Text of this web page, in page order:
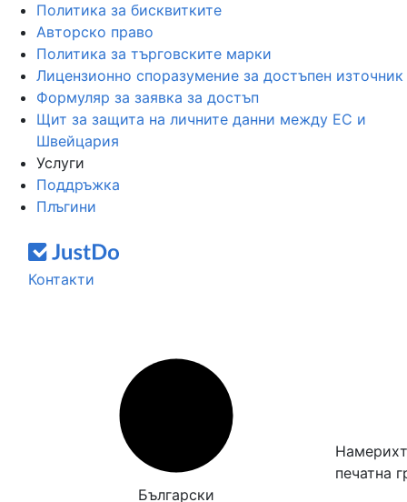
Политика за бисквитките
Авторско право
Политика за търговските марки
Лицензионно споразумение за достъпен източник
Формуляр за заявка за достъп
Щит за защита на личните данни между ЕС и
Швейцария
Услуги
Поддръжка
Плъгини
Контакти
Български
печатна